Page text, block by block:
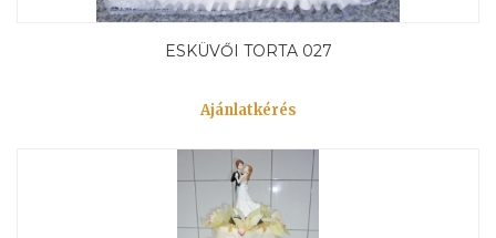
ESKÜVŐI TORTA 027
Ajánlatkérés